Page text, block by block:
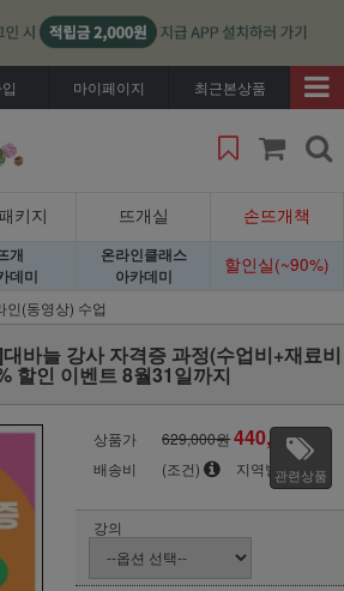
마이페이지 최근본상품
키지 뜨개실
손뜨개책
개
데미
온라인클래스
아카데미
할인실(~90%)
인(동영상) 수업
바늘 강사 자격증 과정(수업비+재료비
할인 이벤트 8월31일까지
상품가 629,000원440,300원
배송비
(조건) 지역별관련상품
강의